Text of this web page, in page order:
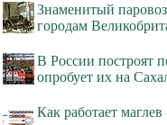
Знаменитый
городам
В России построят
опробует их на
Как работает